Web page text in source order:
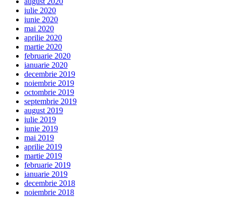
iulie 2020
iunie 2020
mai 2020
aprilie 2020
martie 2020
februarie 2020
ianuarie 2020
decembrie 2019
noiembrie 2019
octombrie 2019
septembrie 2019
august 2019
iulie 2019
iunie 2019
mai 2019
aprilie 2019
martie 2019
februarie 2019
ianuarie 2019
decembrie 2018
noiembrie 2018